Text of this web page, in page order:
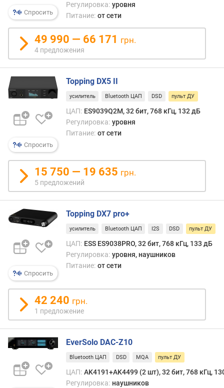
у
л
я
р
н
о
о
т
е
ш
в
к
д
р
о
и
м
о
т
д
р
г
и
Спросить
Регулировка: уровня
Питание: от сети
49 990 — 66 171 грн.
4 предложения
Спросить
Topping DX5 II
усилитель Bluetooth ЦАП DSD пульт ДУ
ЦАП: ES9039Q2M, 32 бит, 768 кГц, 132 дБ
Регулировка: уровня
Питание: от сети
15 750 — 19 635 грн.
5 предложений
Спросить
Topping DX7 pro+
усилитель Bluetooth ЦАП I2S DSD пульт ДУ
ЦАП: ESS ES9038PRO, 32 бит, 768 кГц, 133 дБ
Регулировка: уровня, наушников
Питание: от сети
42 240 грн.
1 предложение
EverSolo DAC-Z10
Bluetooth ЦАП DSD MQA пульт ДУ
ЦАП: AK4191+AK4499 (2 шт), 32 бит, 768 кГц,
Регулировка: наушников